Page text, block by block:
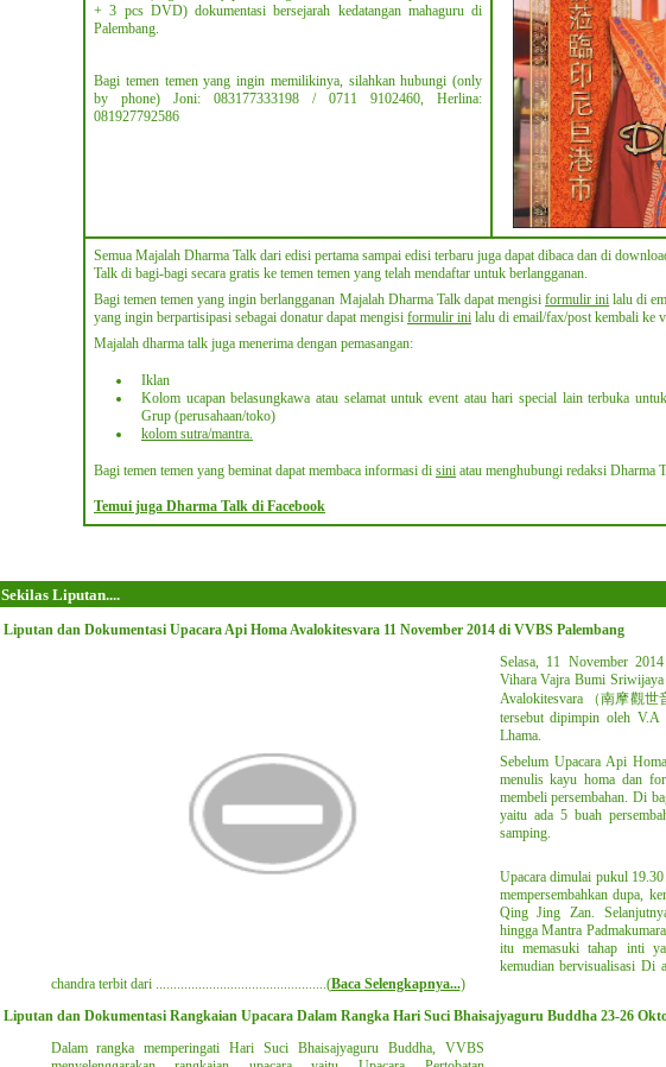
+ 3 pcs DVD) dokumentasi bersejarah kedatangan mahaguru di
Palembang.
Bagi temen temen yang ingin memilikinya, silahkan hubungi (only
by phone) Joni: 083177333198 / 0711 9102460, Herlina:
081927792586
Semua Majalah Dharma Talk dari edisi pertama sampai edisi terbaru juga dapat dibaca dan di
Talk di bagi-bagi secara gratis ke temen temen yang telah mendaftar untuk berlangganan.
Bagi temen temen yang ingin berlangganan Majalah Dharma Talk dapat mengisiformulir ini lalu di
yang ingin berpartisipasi sebagai donatur dapat mengisi formulir ini lalu di email/fax/post kembali ke
Majalah dharma talk juga menerima dengan pemasangan:
Iklan
Kolom ucapan belasungkawa atau selamat untuk event atau hari special lain terbuka
Grup (perusahaan/toko)
kolom sutra/mantra.
Bagi temen temen yang beminat dapat membaca informasi di sini atau menghubungi redaksi Dharma
Temui juga Dharma Talk di Facebook
Sekilas Liputan....
Liputan dan Dokumentasi Upacara Api Homa Avalokitesvara 11 November 2014 di VVBS Palembang
Selasa, 11 November
Vihara Vajra Bumi Sriwijaya
Avalokitesvara （南摩觀
tersebut dipimpin oleh
Lhama.
Sebelum Upacara Api
menulis kayu homa dan
membeli persembahan. Di
yaitu ada 5 buah
samping.
Upacara dimulai pukul
mempersembahkan dupa,
Qing Jing Zan.
hingga Mantra
itu memasuki tahap inti
kemudian bervisualisasi Di
chandra terbit dari ................................................(Baca Selengkapnya...)
Liputan dan Dokumentasi Rangkaian Upacara Dalam Rangka Hari Suci Bhaisajyaguru Buddha 23-26
Dalam rangka memperingati Hari Suci Bhaisajyaguru Buddha, VVBS